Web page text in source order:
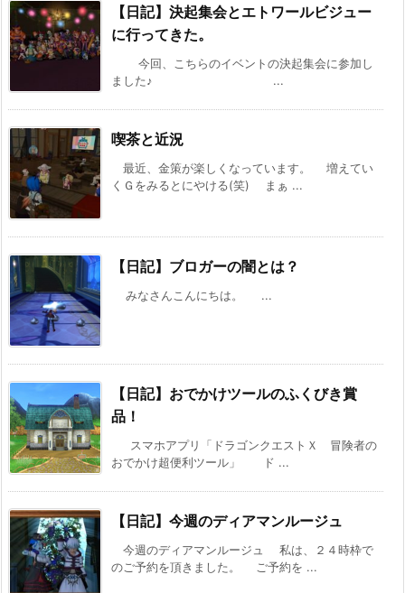
【日記】決起集会とエトワールビジュー
に行ってきた。
今回、こちらのイベントの決起集会に参加し
ました♪ ...
喫茶と近況
最近、金策が楽しくなっています。 増えてい
くＧをみるとにやける(笑) まぁ ...
【日記】ブロガーの闇とは？
みなさんこんにちは。 ...
【日記】おでかけツールのふくびき賞
品！
スマホアプリ「ドラゴンクエストＸ 冒険者の
おでかけ超便利ツール」 ド ...
【日記】今週のディアマンルージュ
今週のディアマンルージュ 私は、２４時枠で
のご予約を頂きました。 ご予約を ...